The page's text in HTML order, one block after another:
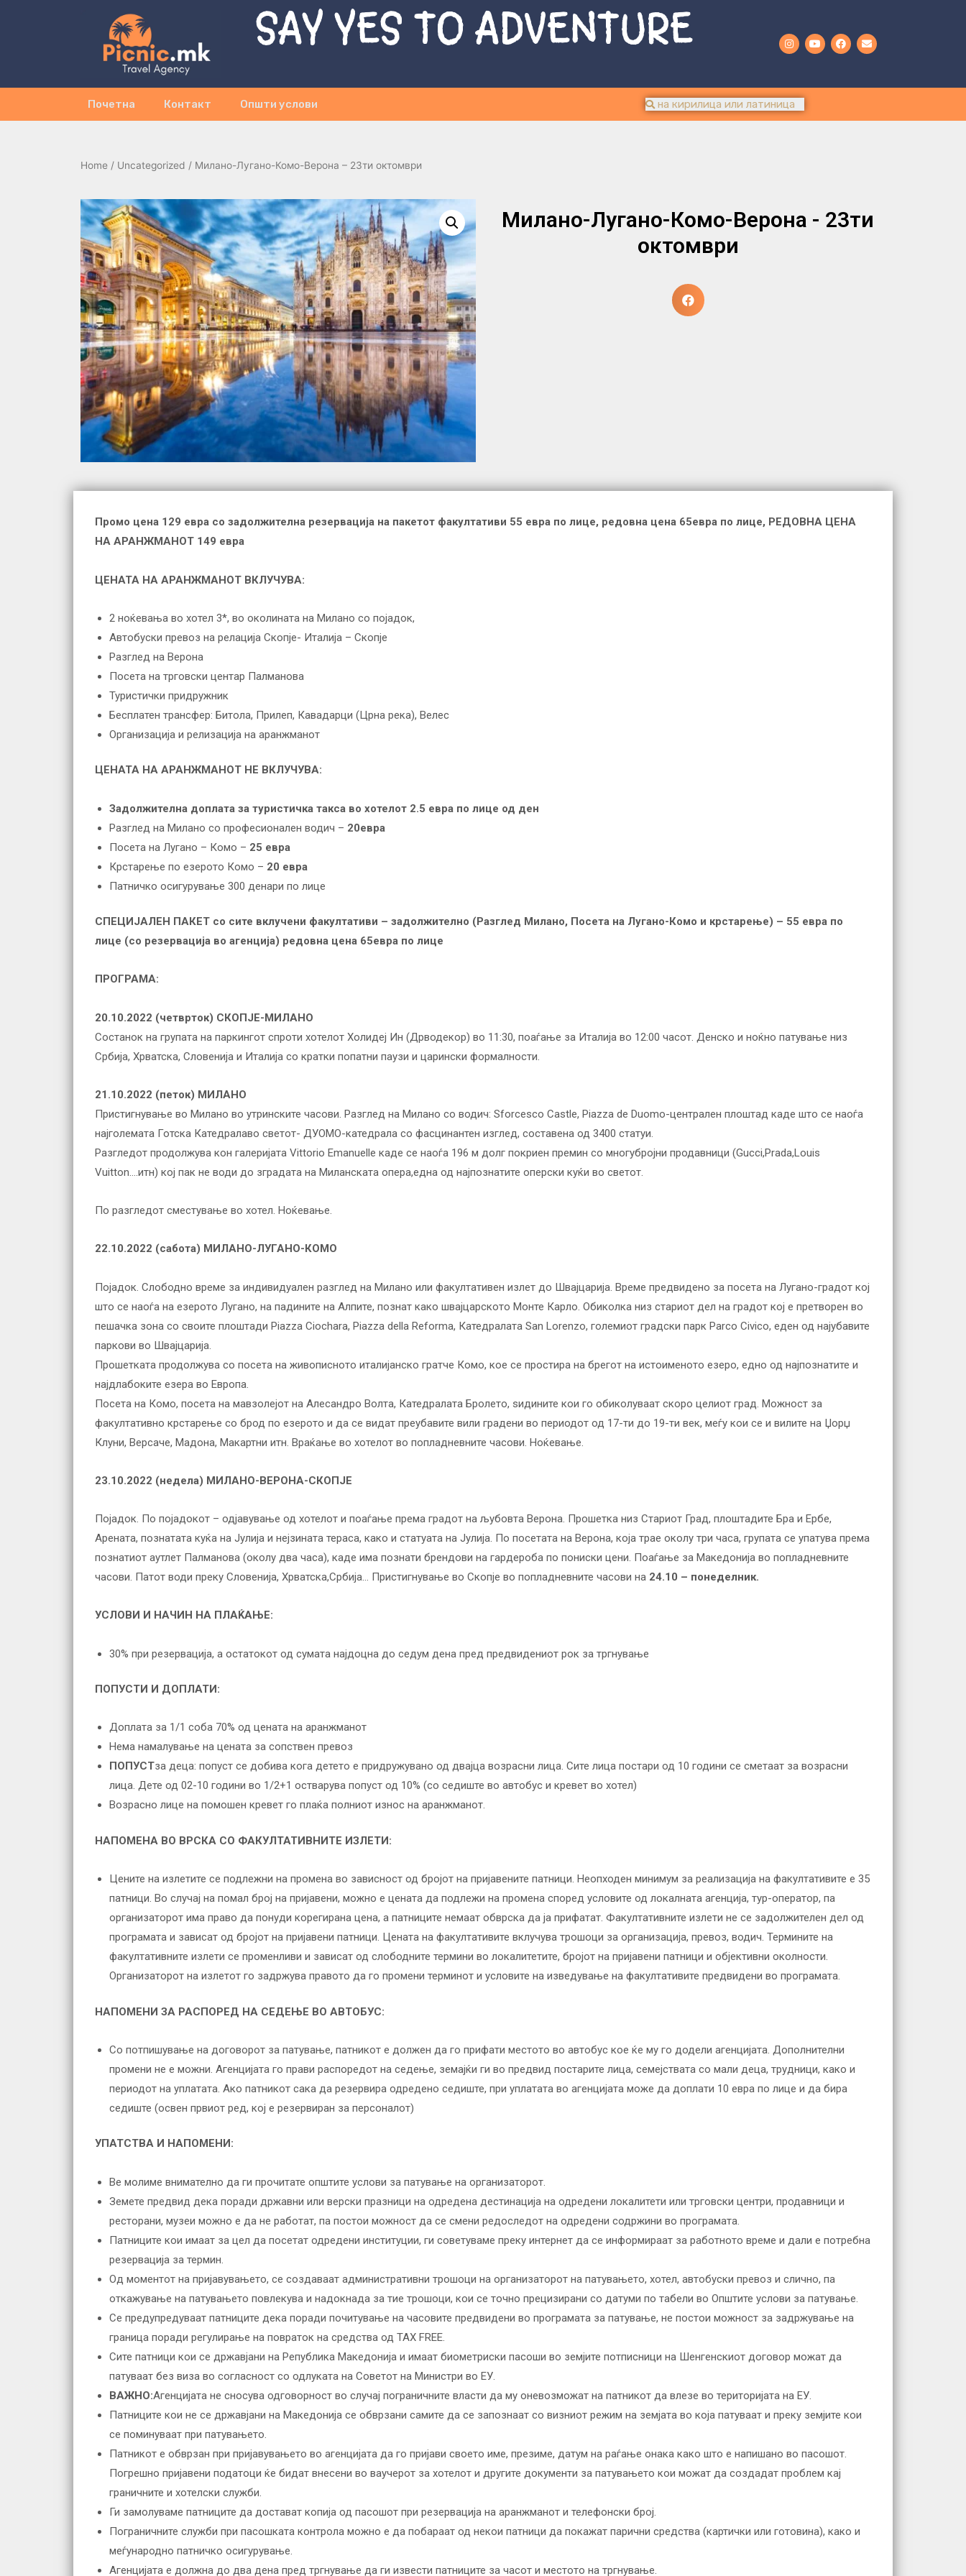
SAY YES TO ADVENTURE
Почетна Контакт Општи услови
Home / Uncategorized / Милано-Лугано-Комо-Верона – 23ти октомври
Милано-Лугано-Комо-Верона - 23ти
октомври
Промо цена 129 евра со задолжителна резервација на пакетот факултативи 55 евра по лице, редовна цена 65евра по лице, РЕДОВНА ЦЕНА
НА АРАНЖМАНОТ 149 евра
ЦЕНАТА НА АРАНЖМАНОТ ВКЛУЧУВА:
2 ноќевања во хотел 3*, во околината на Милано со појадок,
Автобуски превоз на релација Скопје- Италија – Скопје
Разглед на Верона
Посета на трговски центар Палманова
Туристички придружник
Бесплатен трансфер: Битола, Прилеп, Кавадарци (Црна река), Велес
Организација и релизација на аранжманот
ЦЕНАТА НА АРАНЖМАНОТ НЕ ВКЛУЧУВА:
Задолжителна доплата за туристичка такса во хотелот 2.5 евра по лице од ден
Разглед на Милано со професионален водич – 20евра
Посета на Лугано – Комо – 25 евра
Крстарење по езерото Комо – 20 евра
Патничко осигурување 300 денари по лице
СПЕЦИЈАЛЕН ПАКЕТ со сите вклучени факултативи – задолжително (Разглед Милано, Посета на Лугано-Комо и крстарење) – 55 евра по
лице (со резервација во агенција) редовна цена 65евра по лице
ПРОГРАМА:
20.10.2022 (четврток) СКОПЈЕ-МИЛАНО
Состанок на групата на паркингот спроти хотелот Холидеј Ин (Дрводекор) во 11:30, поаѓање за Италија во 12:00 часот. Денско и ноќно патување низ
Србија, Хрватска, Словенија и Италија со кратки попатни паузи и царински формалности.
21.10.2022 (петок) МИЛАНО
Пристигнување во Милано во утринските часови. Разглед на Милано со водич: Sforcesco Cаstle, Piazza de Duomo-централен плоштад каде што се наоѓа
најголемата Готска Катедралаво светот- ДУОМО-катедрала со фасцинантен изглед, составена од 3400 статуи.
Разгледот продолжува кон галеријата Vittorio Emanuelle каде се наоѓа 196 м долг покриен премин со многубројни продавници (Gucci,Prada,Louis
Vuitton….итн) кој пак не води до зградата на Миланската опера,една од најпознатите оперски куќи во светот.
По разгледот сместување во хотел. Ноќевање.
22.10.2022 (сабота) МИЛАНО-ЛУГАНО-КОМО
Појадок. Слободно време за индивидуален разглед на Милано или факултативен излет до Швајцарија. Време предвидено за посета на Лугано-градот кој
што се наоѓа на езерото Лугано, на падините на Алпите, познат како швајцарското Монте Карло. Обиколка низ стариот дел на градот кој е претворен во
пешачка зона со своите плоштади Piazza Ciochara, Piazza della Reforma, Катедралата San Lorenzo, големиот градски парк Parco Civico, еден од најубавите
паркови во Швајцарија.
Прошетката продолжува со посета на живописното италијанско гратче Комо, кое се простира на брегот на истоименото езеро, едно од најпознатите и
најдлабоките езера во Европа.
Посета на Комо, посета на мавзолејот на Алесандро Волта, Катедралата Бролето, ѕидините кои го обиколуваат скоро целиот град. Можност за
факултативно крстарење со брод по езерото и да се видат преубавите вили градени во периодот од 17-ти до 19-ти век, меѓу кои се и вилите на Џорџ
Клуни, Версаче, Мадона, Макартни итн. Враќање во хотелот во попладневните часови. Ноќевање.
23.10.2022 (недела) МИЛАНО-ВЕРОНА-СКОПЈЕ
Појадок. По појадокот – одјавување од хотелот и поаѓање према градот на љубовта Верона. Прошетка низ Стариот Град, плоштадите Бра и Ербе,
Арената, познатата куќа на Јулија и нејзината тераса, како и статуата на Јулија. По посетата на Верона, која трае околу три часа, групата се упатува према
познатиот аутлет Палманова (околу два часа), каде има познати брендови на гардероба по пониски цени. Поаѓање за Македонија во попладневните
часови. Патот води преку Словенија, Хрватска,Србија… Пристигнување во Скопје во попладневните часови на 24.10 – понеделник.
УСЛОВИ И НАЧИН НА ПЛАЌАЊЕ:
30% при резервација, а остатокот од сумата најдоцна до седум дена пред предвидениот рок за тргнување
ПОПУСТИ И ДОПЛАТИ:
Доплата за 1/1 соба 70% од цената на аранжманот
Нема намалување на цената за сопствен превоз
ПОПУСТза деца: попуст се добива кога детето е придружувано од двајца возрасни лица. Сите лица постари од 10 години се сметаат за возрасни
лица. Дете од 02-10 години во 1/2+1 остварува попуст од 10% (со седиште во автобус и кревет во хотел)
Возрасно лице на помошен кревет го плаќа полниот износ на аранжманот.
НАПОМЕНА ВО ВРСКА СО ФАКУЛТАТИВНИТЕ ИЗЛЕТИ:
Цените на излетите се подлежни на промена во зависност од бројот на пријавените патници. Неопходен минимум за реализација на факултативите е 35
патници. Во случај на помал број на пријавени, можно е цената да подлежи на промена според условите од локалната агенција, тур-оператор, па
организаторот има право да понуди корегирана цена, а патниците немаат обврска да ја прифатат. Факултативните излети не се задолжителен дел од
програмата и зависат од бројот на пријавени патници. Цената на факултативите вклучува трошоци за организација, превоз, водич. Термините на
факултативните излети се променливи и зависат од слободните термини во локалитетите, бројот на пријавени патници и објективни околности.
Организаторот на излетот го задржува правото да го промени терминот и условите на изведување на факултативите предвидени во програмата.
НАПОМЕНИ ЗА РАСПОРЕД НА СЕДЕЊЕ ВО АВТОБУС:
Со потпишување на договорот за патување, патникот е должен да го прифати местото во автобус кое ќе му го додели агенцијата. Дополнителни
промени не е можни. Агенцијата го прави распоредот на седење, земајќи ги во предвид постарите лица, семејствата со мали деца, трудници, како и
периодот на уплатата. Ако патникот сака да резервира одредено седиште, при уплатата во агенцијата може да доплати 10 евра по лице и да бира
седиште (освен првиот ред, кој е резервиран за персоналот)
УПАТСТВА И НАПОМЕНИ:
Ве молиме внимателно да ги прочитате општите услови за патување на организаторот.
Земете предвид дека поради државни или верски празници на одредена дестинација на одредени локалитети или трговски центри, продавници и
ресторани, музеи можно е да не работат, па постои можност да се смени редоследот на одредени содржини во програмата.
Патниците кои имаат за цел да посетат одредени институции, ги советуваме преку интернет да се информираат за работното време и дали е потребна
резервација за термин.
Од моментот на пријавувањето, се создаваат административни трошоци на организаторот на патувањето, хотел, автобуски превоз и слично, па
откажување на патувањето повлекува и надокнада за тие трошоци, кои се точно прецизирани со датуми по табели во Општите услови за патување.
Се предупредуваат патниците дека поради почитување на часовите предвидени во програмата за патување, не постои можност за задржување на
граница поради регулирање на повраток на средства од TAX FREE.
Сите патници кои се државјани на Република Македонија и имаат биометриски пасоши во земјите потписници на Шенгенскиот договор можат да
патуваат без виза во согласност со одлуката на Советот на Министри во ЕУ.
ВАЖНО:Агенцијата не сносува одговорност во случај пограничните власти да му оневозможат на патникот да влезе во територијата на ЕУ.
Патниците кои не се државјани на Македонија се обврзани самите да се запознаат со визниот режим на земјата во која патуваат и преку земјите кои
се поминуваат при патувањето.
Патникот е обврзан при пријавувањето во агенцијата да го пријави своето име, презиме, датум на раѓање онака како што е напишано во пасошот.
Погрешно пријавени податоци ќе бидат внесени во ваучерот за хотелот и другите документи за патувањето кои можат да создадат проблем кај
граничните и хотелски служби.
Ги замолуваме патниците да достават копија од пасошот при резервација на аранжманот и телефонски број.
Пограничните служби при пасошката контрола можно е да побараат од некои патници да покажат парични средства (картички или готовина), како и
меѓународно патничко осигурување.
Агенцијата е должна до два дена пред тргнување да ги извести патниците за часот и местото на тргнување.